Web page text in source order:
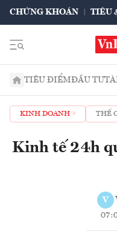
CHỨNG KHOÁN TIÊU
TIÊU ĐIỂMĐẦU TƯ
KINH DOANH THẾ
Kinh tế 24h
V